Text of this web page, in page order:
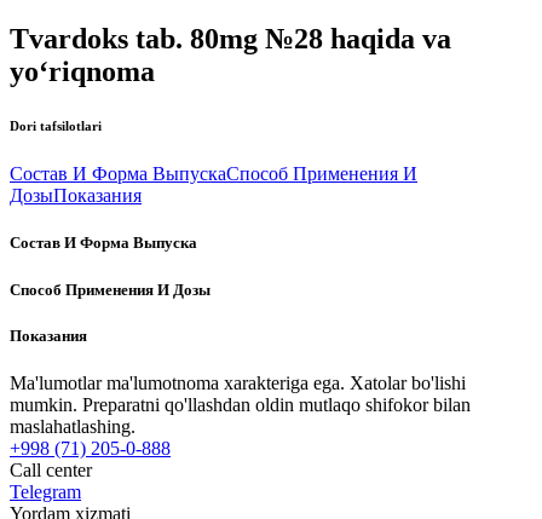
Tvardoks tab. 80mg №28 haqida va
yo‘riqnoma
Dori tafsilotlari
Состав И Форма ВыпускаСпособ Применения И
ДозыПоказания
Состав И Форма Выпуска
Способ Применения И Дозы
Показания
Ma'lumotlar ma'lumotnoma xarakteriga ega. Xatolar bo'lishi
mumkin. Preparatni qo'llashdan oldin mutlaqo shifokor bilan
maslahatlashing.
+998 (71) 205-0-888
Call center
Telegram
Yordam xizmati